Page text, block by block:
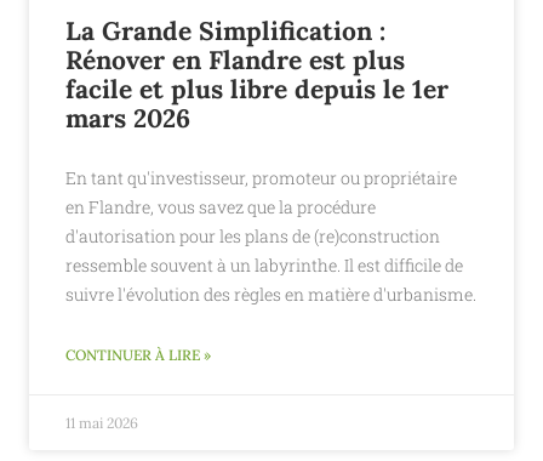
La Grande Simplification :
Rénover en Flandre est plus
facile et plus libre depuis le 1er
mars 2026
En tant qu'investisseur, promoteur ou propriétaire
en Flandre, vous savez que la procédure
d'autorisation pour les plans de (re)construction
ressemble souvent à un labyrinthe. Il est difficile de
suivre l'évolution des règles en matière d'urbanisme.
CONTINUER À LIRE »
11 mai 2026